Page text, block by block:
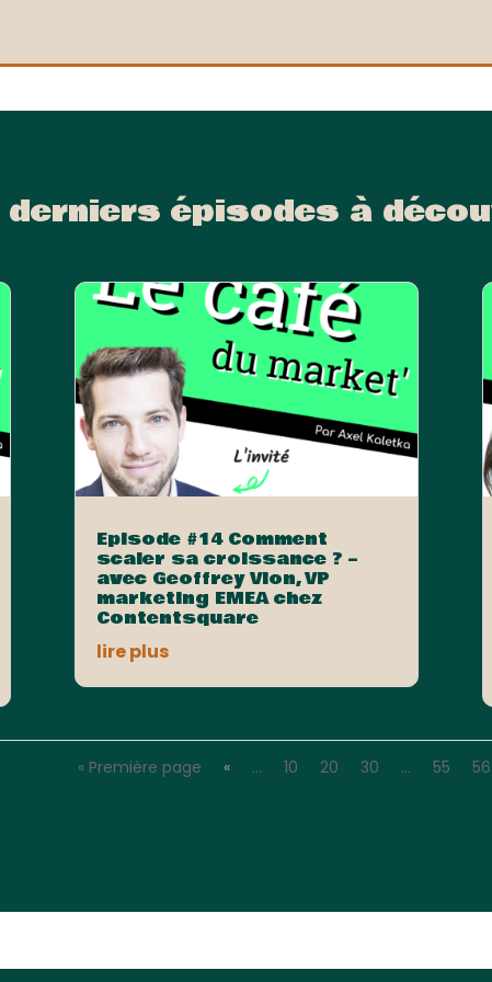
derniers épisodes à
Episode #14 Comment
scaler sa croissance ? –
avec Geoffrey Vion, VP
marketing EMEA chez
Contentsquare
lire plus
« Première page « … 10 20 30 … 55 56